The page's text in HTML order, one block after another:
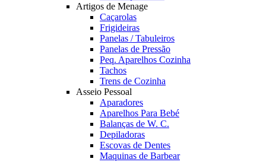
Artigos de Menage
Caçarolas
Frigideiras
Panelas / Tabuleiros
Panelas de Pressão
Peq. Aparelhos Cozinha
Tachos
Trens de Cozinha
Asseio Pessoal
Aparadores
Aparelhos Para Bebé
Balanças de W. C.
Depiladoras
Escovas de Dentes
Maquinas de Barbear